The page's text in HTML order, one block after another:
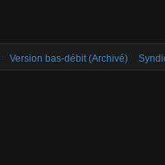
Version bas-débit (Archivé)